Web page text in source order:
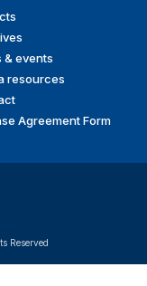
& events
resources
Agreement Form
Reserved